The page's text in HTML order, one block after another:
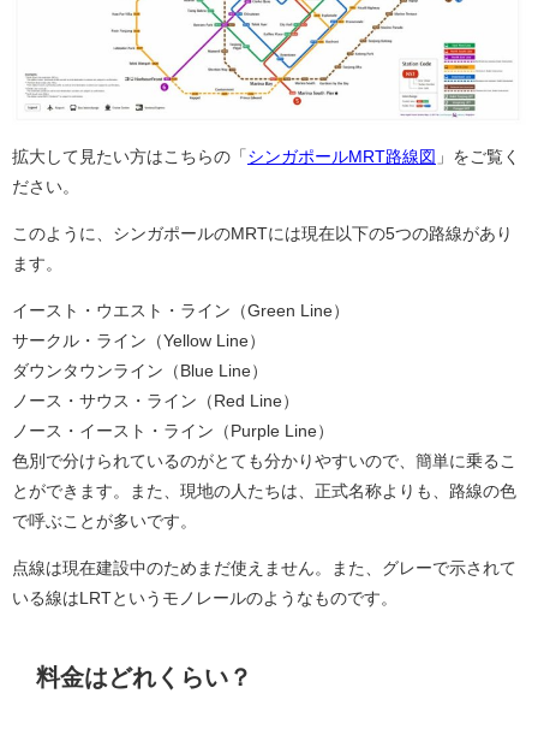
拡大して見たい方はこちらの「 シンガポールMRT路線図 」をご覧く
ださい。
このように、シンガポールのMRTには現在以下の5つの路線があり
ます。
イースト・ウエスト・ライン（Green Line）
サークル・ライン（Yellow Line）
ダウンタウンライン（Blue Line）
ノース・サウス・ライン（Red Line）
ノース・イースト・ライン（Purple Line）
色別で分けられているのがとても分かりやすいので、簡単に乗るこ
とができます。また、現地の人たちは、正式名称よりも、路線の色
で呼ぶことが多いです。
点線は現在建設中のためまだ使えません。また、グレーで示されて
いる線はLRTというモノレールのようなものです。
料金はどれくらい？